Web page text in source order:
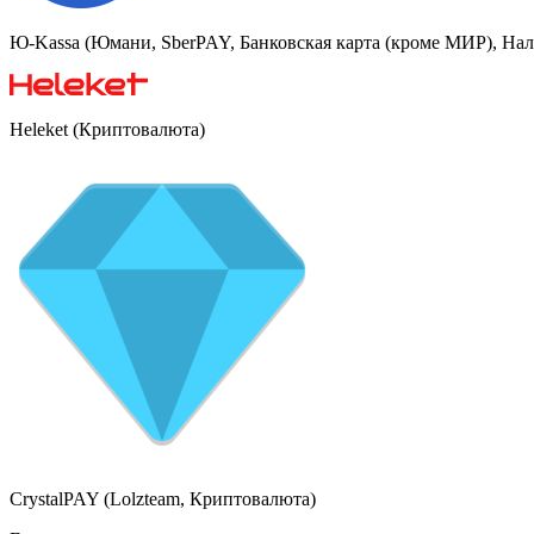
Ю-Kassa (Юмани, SberPAY, Банковская карта (кроме МИР),
Heleket (Криптовалюта)
CrystalPAY (Lolzteam, Криптовалюта)